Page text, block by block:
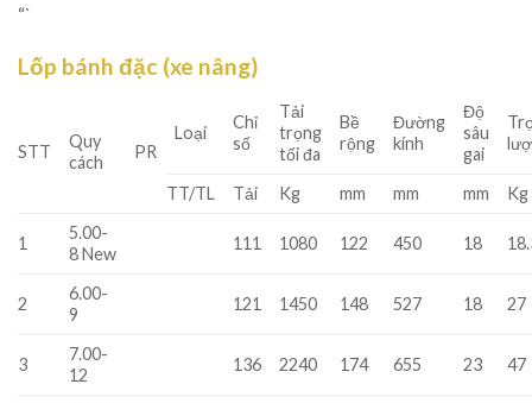
“`
Lốp bánh đặc (xe nâng)
STT
Quy
cách
PR
Loại
Chỉ
số
Tải
trọng
tối đa
Bề
rộng
Đường
kính
Độ
sâu
gai
TT/TL Tải Kg mm mm mm Kg
1
5.00-
8 New
111 1080 122 450 18
2
6.00-
9
121 1450 148 527 18 27
3
7.00-
12
136 2240 174 655 23 47